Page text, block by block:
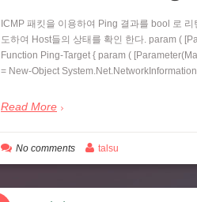
ICMP 패킷을 이용하여 Ping 결과를 bool 로
도하여 Host들의 상태를 확인 한다. param (
Function Ping-Target { param (
= New-Object
Read More
No comments talsu